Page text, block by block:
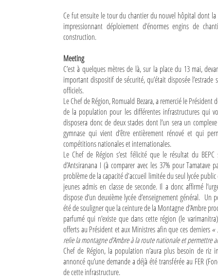
Les Petites Annonces
La Tribune de Diego en PDF
Connexion
Identifiant oublié ?
Mot de passe oublié ?
Ce fut ensuite le tour du chantier du nouvel hôpital dont la
impressionnant déploiement d’énormes engins de
construction.
Meeting
C’est à quelques mètres de là, sur la place du 13 mai,
important dispositif de sécurité, qu’était disposée
officiels.
Le Chef de Région, Romuald Bezara, a remercié le
de la population pour les différentes infrastructures qui
disposera donc de deux stades dont l’un sera un
gymnase qui vient d’être entièrement rénové et qui
compétitions nationales et internationales.
Le Chef de Région s’est félicité que le résultat du
d’Antsiranana I (à comparer avec les 37% pour Tamatave
problème de la capacité d'accueil limitée du seul lycée
jeunes admis en classe de seconde. Il a donc affirmé
dispose d’un deuxième lycée d’enseignement général.
été de souligner que la ceinture de la Montagne d’Ambre
parfumé qui n’existe que dans cette région (le
offerts au Président et aux Ministres afin que ces derniers«
relie la montagne d’Ambre à la route nationale et permettre
Chef de Région, la population n’aura plus besoin de riz
annoncé qu’une demande a déjà été transférée au FER
de cette infrastructure.